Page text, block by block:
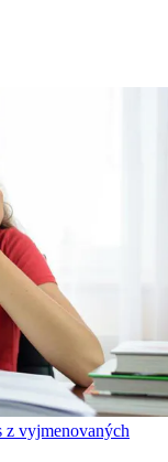
z vyjmenovaných